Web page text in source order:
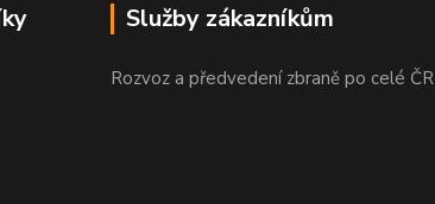
Služby zákazníkům
Rozvoz a předvedení zbraně po celé ČR